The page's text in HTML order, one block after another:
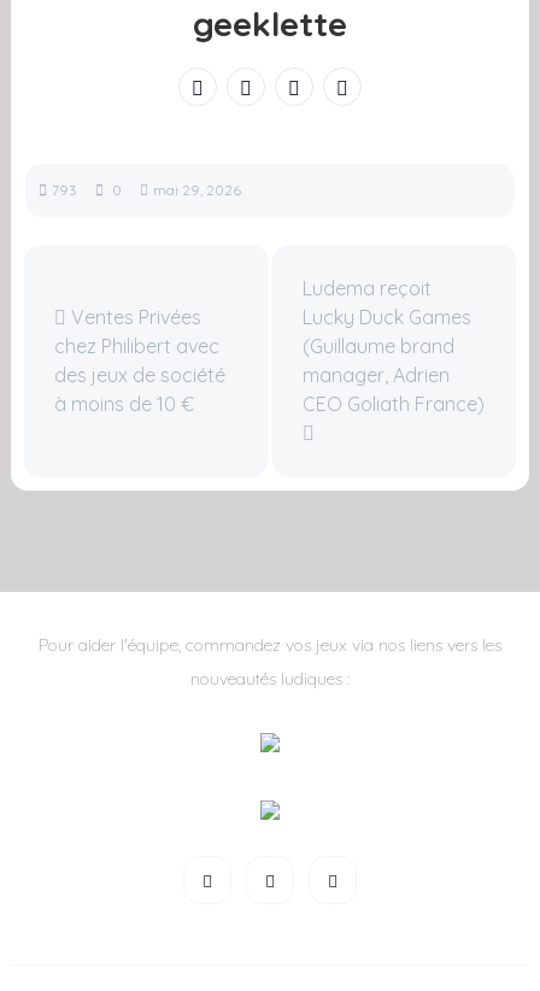
geeklette
793 0 mai 29, 2026
Ventes Privées
chez Philibert avec
des jeux de société
à moins de 10 €
Ludema reçoit
Lucky Duck Games
(Guillaume brand
manager, Adrien
CEO Goliath France)
Pour aider l'équipe, commandez vos jeux via nos liens vers les
nouveautés ludiques :